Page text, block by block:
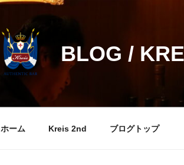
BLOG /
ホーム Kreis 2nd ブログトップ